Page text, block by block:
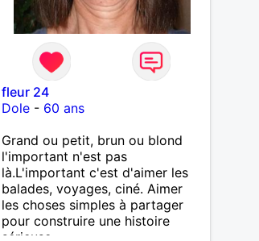
fleur 24
Dole- 60 ans
Grand ou petit, brun ou blond
l'important n'est pas
là.L'important c'est d'aimer les
balades, voyages, ciné. Aimer
les choses simples à partager
pour construire une histoire
sérieuse.